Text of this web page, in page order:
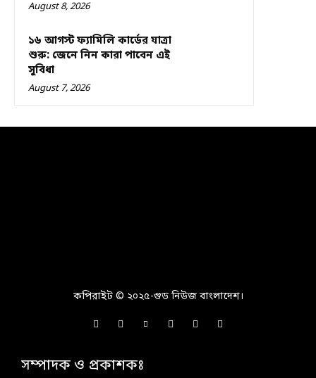
August 8, 2026
১৬ আগস্ট ফ্যামিলি কার্ডের যাত্রা
শুরু: জেনে নিন কারা পাবেন এই
সুবিধা
August 7, 2026
কপিরাইট © ২০২৫-গুড নিউজ বাংলাদেশ।
সম্পাদক ও প্রকাশকঃ